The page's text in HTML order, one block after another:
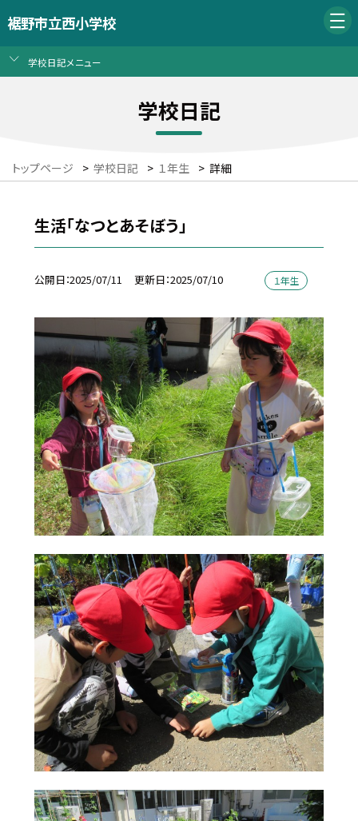
裾野市立西小学校
学校日記メニュー
学校日記
トップページ > 学校日記 > １年生 > 詳細
生活「なつとあそぼう」
公開日 2025/07/11 更新日 2025/07/10 １年生